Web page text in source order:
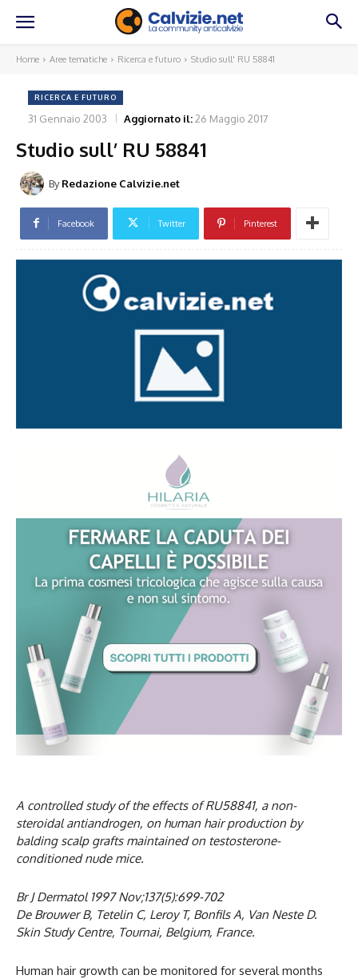
Home Aree tematiche Ricerca e futuro Studio sull' RU 58841
RICERCA E FUTURO
31 Gennaio 2003 Aggiornato il:26 Maggio 2017
Studio sull’ RU 58841
By Redazione Calvizie.net
Facebook Twitter Pinterest
A controlled study of the effects of RU58841, a non-
steroidal antiandrogen, on human hair production by
balding scalp grafts maintained on testosterone-
conditioned nude mice.
Br J Dermatol 1997 Nov;137(5):699-702
De Brouwer B, Tetelin C, Leroy T, Bonfils A, Van Neste D.
Skin Study Centre, Tournai, Belgium, France.
Human hair growth can be monitored for several months